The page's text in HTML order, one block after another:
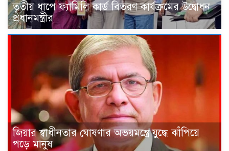
তৃতীয় ধাপে ফ্যামিলি কার্ড বিতরণ কার্যক্রমের উদ্বোধন
প্রধানমন্ত্রীর
জিয়ার স্বাধীনতার ঘোষণার অভয়মন্ত্রে যুদ্ধে ঝাঁপিয়ে
পড়ে মানুষ